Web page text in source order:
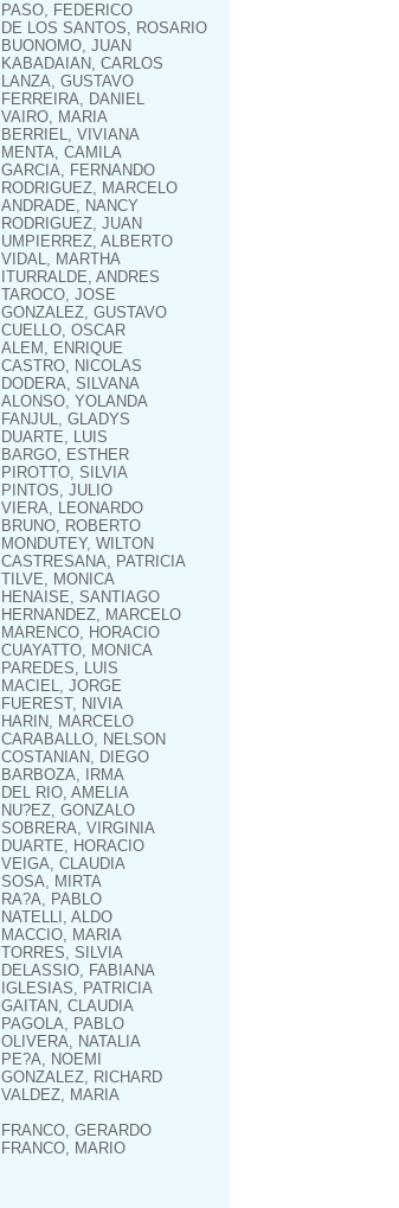
PASO, FEDERICO
DE LOS SANTOS, ROSARIO
BUONOMO, JUAN
KABADAIAN, CARLOS
LANZA, GUSTAVO
FERREIRA, DANIEL
VAIRO, MARIA
BERRIEL, VIVIANA
MENTA, CAMILA
GARCIA, FERNANDO
RODRIGUEZ, MARCELO
ANDRADE, NANCY
RODRIGUEZ, JUAN
UMPIERREZ, ALBERTO
VIDAL, MARTHA
ITURRALDE, ANDRES
TAROCO, JOSE
GONZALEZ, GUSTAVO
CUELLO, OSCAR
ALEM, ENRIQUE
CASTRO, NICOLAS
DODERA, SILVANA
ALONSO, YOLANDA
FANJUL, GLADYS
DUARTE, LUIS
BARGO, ESTHER
PIROTTO, SILVIA
PINTOS, JULIO
VIERA, LEONARDO
BRUNO, ROBERTO
MONDUTEY, WILTON
CASTRESANA, PATRICIA
TILVE, MONICA
HENAISE, SANTIAGO
HERNANDEZ, MARCELO
MARENCO, HORACIO
CUAYATTO, MONICA
PAREDES, LUIS
MACIEL, JORGE
FUEREST, NIVIA
HARIN, MARCELO
CARABALLO, NELSON
COSTANIAN, DIEGO
BARBOZA, IRMA
DEL RIO, AMELIA
NU?EZ, GONZALO
SOBRERA, VIRGINIA
DUARTE, HORACIO
VEIGA, CLAUDIA
SOSA, MIRTA
RA?A, PABLO
NATELLI, ALDO
MACCIO, MARIA
TORRES, SILVIA
DELASSIO, FABIANA
IGLESIAS, PATRICIA
GAITAN, CLAUDIA
PAGOLA, PABLO
OLIVERA, NATALIA
PE?A, NOEMI
GONZALEZ, RICHARD
VALDEZ, MARIA
FRANCO, GERARDO
FRANCO, MARIO